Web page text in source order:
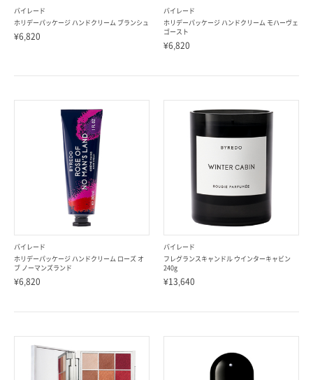
バイレード
ホリデーパッケージ ハンドクリーム ブランシュ
¥6,820
バイレード
ホリデーパッケージ ハンドクリーム モハーヴェ
ゴースト
¥6,820
バイレード
ホリデーパッケージ ハンドクリーム ローズ オ
ブ ノーマンズランド
¥6,820
バイレード
フレグランスキャンドル ウインターキャビン
240g
¥13,640